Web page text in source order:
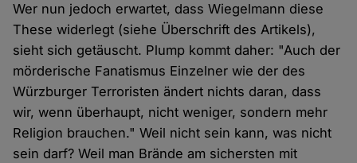
Wer nun jedoch erwartet, dass Wiegelmann diese
These widerlegt (siehe Überschrift des Artikels),
sieht sich getäuscht. Plump kommt daher: "Auch der
mörderische Fanatismus Einzelner wie der des
Würzburger Terroristen ändert nichts daran, dass
wir, wenn überhaupt, nicht weniger, sondern mehr
Religion brauchen." Weil nicht sein kann, was nicht
sein darf? Weil man Brände am sichersten mit